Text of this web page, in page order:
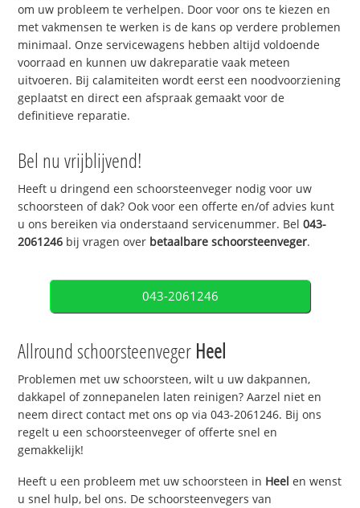
om uw probleem te verhelpen. Door voor ons te kiezen en
met vakmensen te werken is de kans op verdere problemen
minimaal. Onze servicewagens hebben altijd voldoende
voorraad en kunnen uw dakreparatie vaak meteen
uitvoeren. Bij calamiteiten wordt eerst een noodvoorziening
geplaatst en direct een afspraak gemaakt voor de
definitieve reparatie.
Bel nu vrijblijvend!
Heeft u dringend een schoorsteenveger nodig voor uw
schoorsteen of dak? Ook voor een offerte en/of advies kunt
u ons bereiken via onderstaand servicenummer. Bel043-
2061246 bij vragen over betaalbare schoorsteenveger.
043-2061246
Allround schoorsteenveger Heel
Problemen met uw schoorsteen, wilt u uw dakpannen,
dakkapel of zonnepanelen laten reinigen? Aarzel niet en
neem direct contact met ons op via 043-2061246. Bij ons
regelt u een schoorsteenveger of offerte snel en
gemakkelijk!
Heeft u een probleem met uw schoorsteen in Heel en wenst
u snel hulp, bel ons. De schoorsteenvegers van